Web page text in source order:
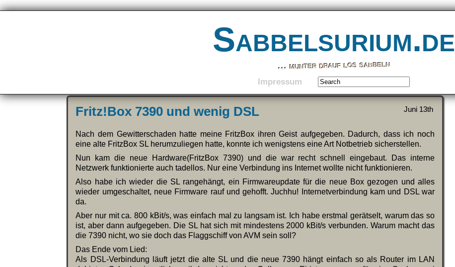
Sabbelsurium.de
… munter drauf los sabbeln
Impressum
Juni 13th
Fritz!Box 7390 und wenig DSL
Nach dem Gewitterschaden hatte meine FritzBox ihren Geist aufgegeben. Dadurch, dass ich noch
eine alte FritzBox SL herumzuliegen hatte, konnte ich wenigstens eine Art Notbetrieb sicherstellen.
Nun kam die neue Hardware(FritzBox 7390) und die war recht schnell eingebaut. Das interne
Netzwerk funktionierte auch tadellos. Nur eine Verbindung ins Internet wollte nicht funktionieren.
Also habe ich wieder die SL rangehängt, ein Firmwareupdate für die neue Box gezogen und alles
wieder umgeschaltet, neue Firmware rauf und gehofft. Juchhu! Internetverbindung kam und DSL war
da.
Aber nur mit ca. 800 kBit/s, was einfach mal zu langsam ist. Ich habe erstmal gerätselt, warum das so
ist, aber dann aufgegeben. Die SL hat sich mit mindestens 2000 kBit/s verbunden. Warum macht das
die 7390 nicht, wo sie doch das Flaggschiff von AVM sein soll?
Das Ende vom Lied:
Als DSL-Verbindung läuft jetzt die alte SL und die neue 7390 hängt einfach so als Router im LAN